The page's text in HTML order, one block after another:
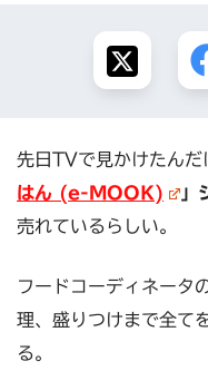
先日TVで見かけたんだ
はん (e-MOOK)
」
売れているらしい。
フードコーディネータ
理、盛りつけまで全て
る。